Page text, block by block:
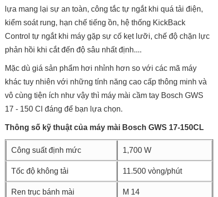
lựa mang lại sự an toàn, công tắc tự ngắt khi quá tải điện,
kiểm soát rung, hạn chế tiếng ồn, hệ thống KickBack
Control tự ngắt khi máy gặp sự cố kẹt lưỡi, chế độ chặn lực
phản hồi khi cắt đến độ sâu nhất định....
Mặc dù giá sản phẩm hơi nhỉnh hơn so với các mã máy
khác tuy nhiên với những tính năng cao cấp thông minh và
vô cùng tiện ích như vậy thì máy mài cầm tay Bosch GWS
17 - 150 Cl đáng để bạn lựa chọn.
Thông số kỹ thuật của máy mài Bosch GWS 17-150CL
Công suất định mức 1,700 W
Tốc độ không tải 11.500 vòng/phút
Ren trục bánh mài M 14